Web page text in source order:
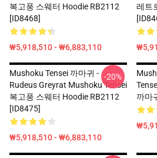
복고풍 스웨터 Hoodie RB2112
[ID8468]
₩5,918,510 - ₩6,883,110
레트
Mushoku Tensei 까마귀 -
Rudeus Greyrat Mushoku Tensei
복고풍 스웨터 Hoodie RB2112
[ID8475]
₩5,918,510 - ₩6,883,110
-20%
까마